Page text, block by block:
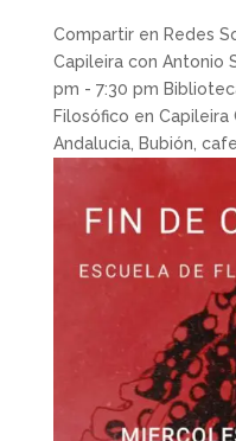
Compartir en Redes
Capileira con
pm - 7:30 pm
Filosófico en Capileira
Andalucia, Bubión,